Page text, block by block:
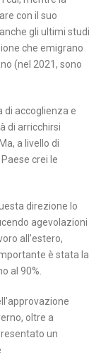
con il suo
gli ultimi studi
che emigrano
(nel 2021, sono
di accoglienza e
di arricchirsi
a livello di
crei le
direzione lo
agevolazioni
all’estero,
è stata la
al 90%.
oltre a
un